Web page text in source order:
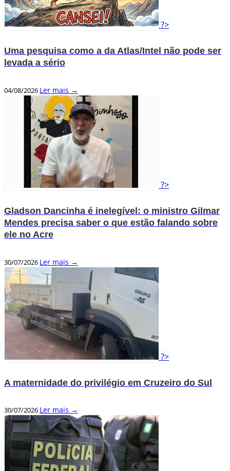
?>
Uma pesquisa como a da Atlas/Intel não pode ser
levada a sério
04/08/2026 Ler mais →
?>
Gladson Dancinha é inelegível: o ministro Gilmar
Mendes precisa saber o que estão falando sobre
ele no Acre
30/07/2026 Ler mais →
?>
A maternidade do privilégio em Cruzeiro do Sul
30/07/2026 Ler mais →